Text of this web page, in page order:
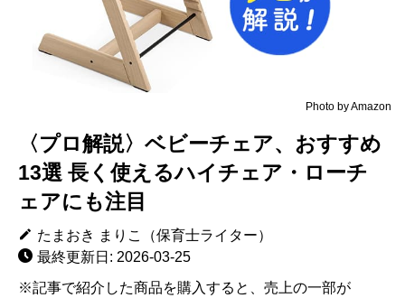
Photo by Amazon
〈プロ解説〉ベビーチェア、おすすめ
13選 長く使えるハイチェア・ローチ
ェアにも注目
たまおき まりこ（保育士ライター）
最終更新日: 2026-03-25
※記事で紹介した商品を購入すると、売上の一部が